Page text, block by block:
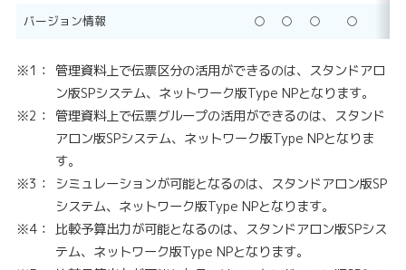
バージョン情報 ○ ○ ○ ○
※1：
管理資料上で伝票区分の活用ができるのは、スタンドアロ
ン版SPシステム、ネットワーク版Type NPとなります。
※2：
管理資料上で伝票グループの活用ができるのは、スタンド
アロン版SPシステム、ネットワーク版Type NPとなりま
す。
※3：
シミュレーションが可能となるのは、スタンドアロン版SP
システム、ネットワーク版Type NPとなります。
※4：
比較予算出力が可能となるのは、スタンドアロン版SPシス
テム、ネットワーク版Type NPとなります。